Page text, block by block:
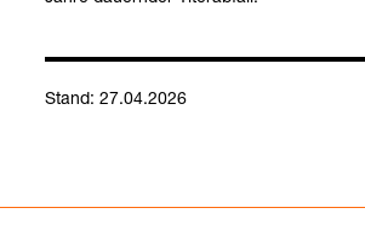
Stand: 27.04.2026